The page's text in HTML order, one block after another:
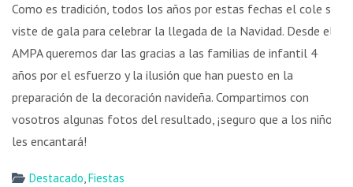
Como es tradición, todos los años por estas fechas el cole se
viste de gala para celebrar la llegada de la Navidad. Desde el
AMPA queremos dar las gracias a las familias de infantil 4
años por el esfuerzo y la ilusión que han puesto en la
preparación de la decoración navideña. Compartimos con
vosotros algunas fotos del resultado, ¡seguro que a los niños
les encantará!
Destacado,Fiestas